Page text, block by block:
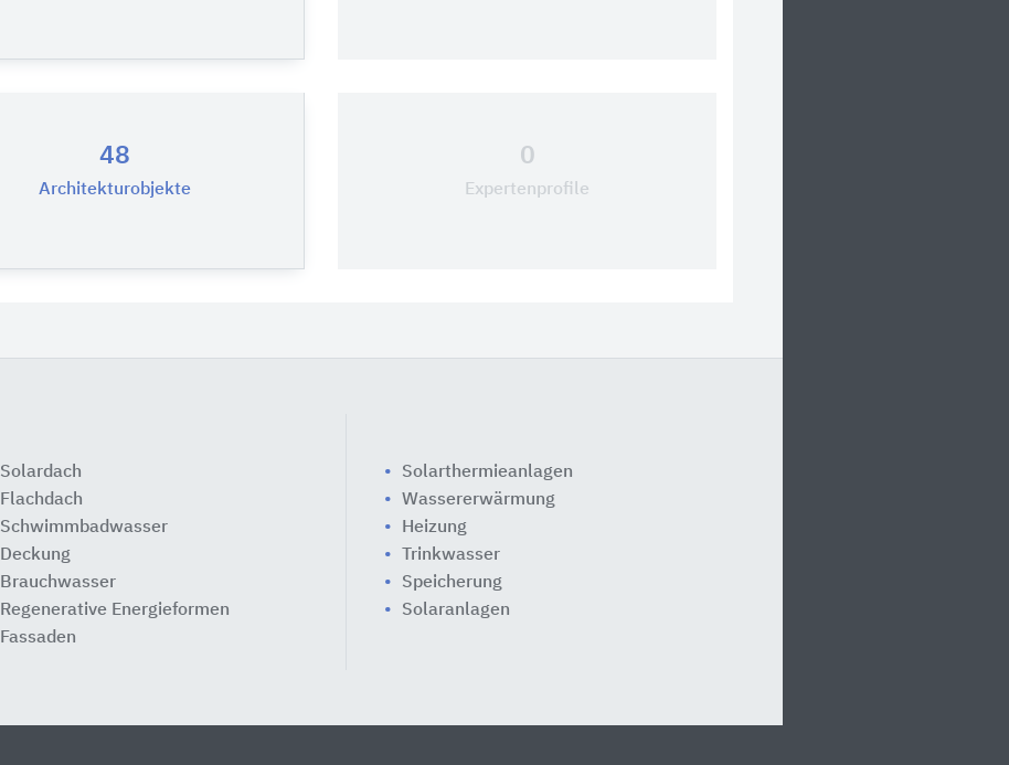
48
Architekturobjekte
0
Expertenprofile
Solardach
Flachdach
Schwimmbadwasser
Deckung
Brauchwasser
Regenerative Energieformen
Fassaden
Solarthermieanlagen
Wassererwärmung
Heizung
Trinkwasser
Speicherung
Solaranlagen